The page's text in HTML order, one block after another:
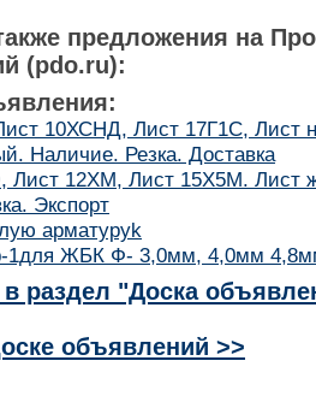
предложения на
(pdo.ru):
10ХСНД, Лист 17Г1С, Лист
Наличие. Резка. Доставка
Лист 12ХМ, Лист 15Х5М. Лист
Экспорт
арматуруk
1для ЖБК Ф- 3,0мм, 4,0мм
в раздел "Доска
объявлений >>